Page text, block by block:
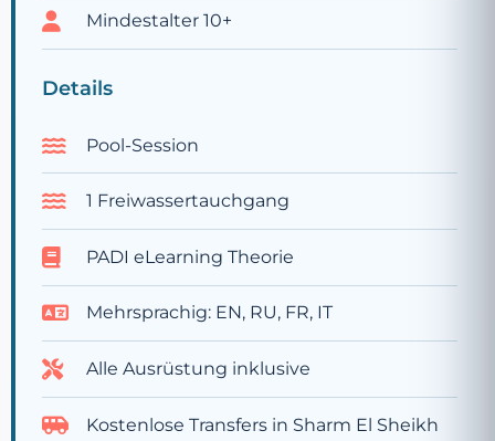
Mindestalter 10+
Details
Pool-Session
1 Freiwassertauchgang
PADI eLearning Theorie
Mehrsprachig: EN, RU, FR, IT
Alle Ausrüstung inklusive
Kostenlose Transfers in Sharm El Sheikh